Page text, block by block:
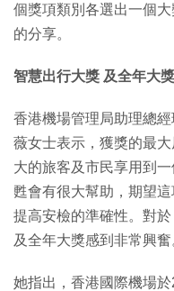
個獎項類別各選出一個
的分享。
智慧出行大獎 及全年大
香港機場管理局助理總
薇女士表示，獲獎的最
大的旅客及市民享用到
甦會有很大幫助，期望
提高安檢的準確性。對
及全年大獎感到非常興奮
她指出，香港國際機場